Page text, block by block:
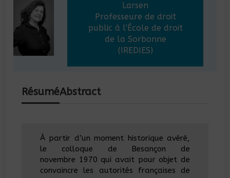
Larsen
Professeure de droit
public à l’École de droit
de la Sorbonne
(IREDIES)
RésuméAbstract
À partir d’un moment historique avéré,
le colloque de Besançon de
novembre 1970 qui avait pour objet de
convaincre les autorités françaises de